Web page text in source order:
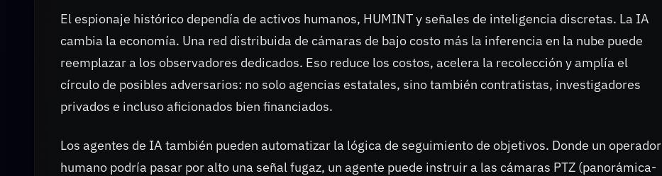
El espionaje histórico dependía de activos humanos, HUMINT y señales de inteligencia discretas. La IA
cambia la economía. Una red distribuida de cámaras de bajo costo más la inferencia en la nube puede
reemplazar a los observadores dedicados. Eso reduce los costos, acelera la recolección y amplía el
círculo de posibles adversarios: no solo agencias estatales, sino también contratistas, investigadores
privados e incluso aficionados bien financiados.
Los agentes de IA también pueden automatizar la lógica de seguimiento de objetivos. Donde un operador
humano podría pasar por alto una señal fugaz, un agente puede instruir a las cámaras PTZ (panorámica-